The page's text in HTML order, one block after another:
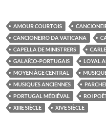
AMOUR COURTOIS
CANCIONEIRO DA VATICANA
CAPELLA DE MINISTRERS
GALAÏCO-PORTUGAIS
LOYAL
MOYEN ÂGE CENTRAL
MUSIQUES ANCIENNES
PORTUGAL MÉDIÉVAL
ROI
XIIIE SIÈCLE
XIVE SIÈCLE